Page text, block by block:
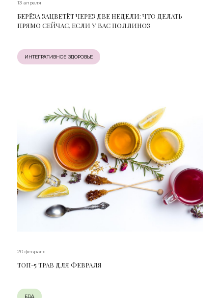
13 апреля
БЕРЁЗА ЗАЦВЕТЁТ ЧЕРЕЗ ДВЕ НЕДЕЛИ: ЧТО ДЕЛАТЬ
ПРЯМО СЕЙЧАС, ЕСЛИ У ВАС ПОЛЛИНОЗ
ИНТЕГРАТИВНОЕ ЗДОРОВЬЕ
20 февраля
ТОП-5 ТРАВ ДЛЯ ФЕВРАЛЯ
ЕДА